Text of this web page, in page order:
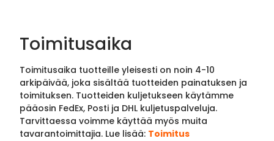
Toimitusaika
Toimitusaika tuotteille yleisesti on noin 4-10
arkipäivää, joka sisältää tuotteiden painatuksen ja
toimituksen. Tuotteiden kuljetukseen käytämme
pääosin FedEx, Posti ja DHL kuljetuspalveluja.
Tarvittaessa voimme käyttää myös muita
tavarantoimittajia. Lue lisää: Toimitus